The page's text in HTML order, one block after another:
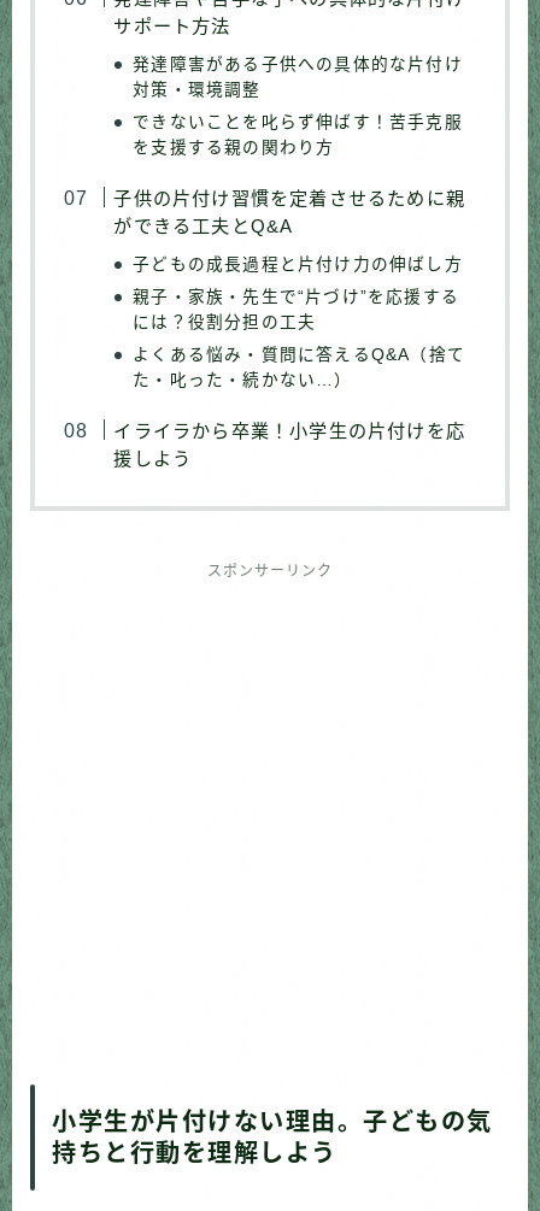
サポート方法
発達障害がある子供への具体的な片付け
対策・環境調整
できないことを叱らず伸ばす！苦手克服
を支援する親の関わり方
子供の片付け習慣を定着させるために親
ができる工夫とQ&A
子どもの成長過程と片付け力の伸ばし方
親子・家族・先生で“片づけ”を応援する
には？役割分担の工夫
よくある悩み・質問に答えるQ&A（捨て
た・叱った・続かない…）
イライラから卒業！小学生の片付けを応
援しよう
スポンサーリンク
小学生が片付けない理由。子どもの気
持ちと行動を理解しよう